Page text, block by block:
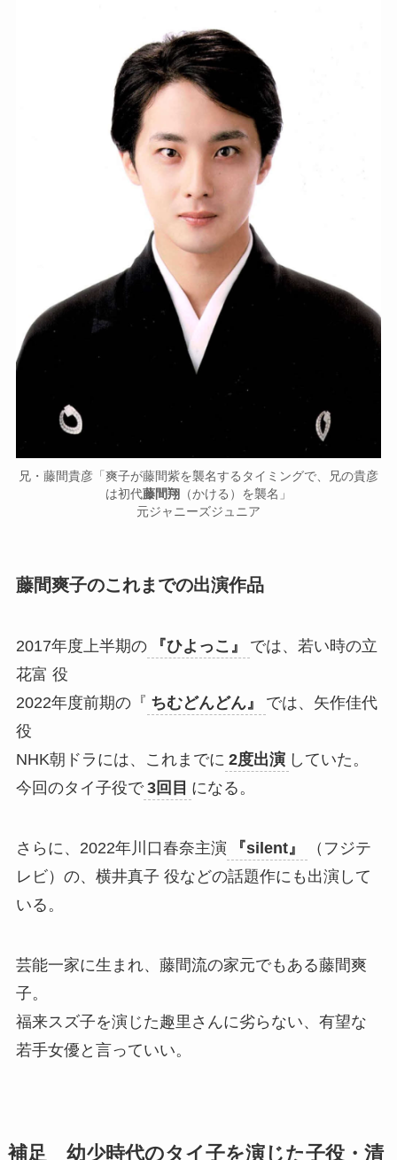
兄・藤間貴彦「爽子が藤間紫を襲名するタイミングで、兄の貴彦
は初代藤間翔 （かける）を襲名」
元ジャニーズジュニア
藤間爽子のこれまでの出演作品
2017年度上半期の 『ひよっこ』
では、若い時の立
花富 役
2022年度前期の『 ちむどんどん』
では、矢作佳代
役
NHK朝ドラには、これまでに 2度出演 していた。
今回のタイ子役で 3回目 になる。
さらに、2022年川口春奈主演 『silent』
（フジテ
レビ）の、横井真子 役などの話題作にも出演して
いる。
芸能一家に生まれ、藤間流の家元でもある藤間爽
子。
福来スズ子を演じた趣里さんに劣らない、有望な
若手女優と言っていい。
補足 幼少時代のタイ子を演じた子役・清